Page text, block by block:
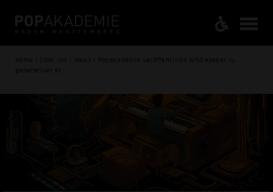
Home / Über uns / News / Popakademie veröffentlicht Whitepaper zu
generativer KI